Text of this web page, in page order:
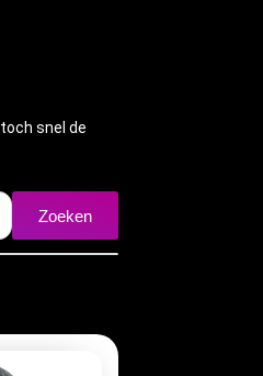
snel de
Zoeken